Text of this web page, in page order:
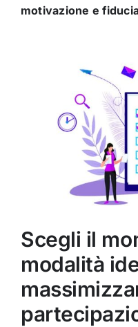
motivazione e
Scegli il
modalità